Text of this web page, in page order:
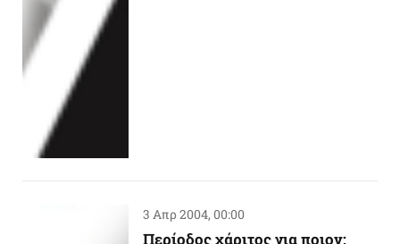
3 Απρ 2004, 00:00
Περίοδος χάριτος για ποιον;